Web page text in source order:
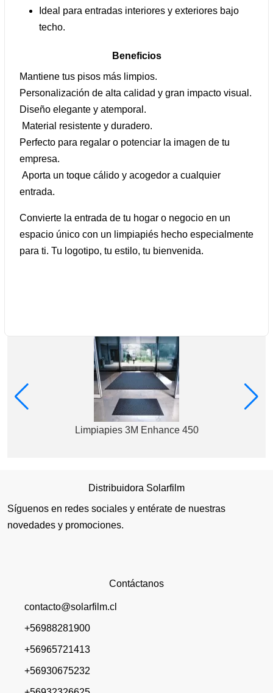
Ideal para entradas interiores y exteriores bajo
techo.
Beneficios
Mantiene tus pisos más limpios.
Personalización de alta calidad y gran impacto visual.
Diseño elegante y atemporal.
Material resistente y duradero.
Perfecto para regalar o potenciar la imagen de tu
empresa.
Aporta un toque cálido y acogedor a cualquier
entrada.
Convierte la entrada de tu hogar o negocio en un
espacio único con un limpiapiés hecho especialmente
para ti. Tu logotipo, tu estilo, tu bienvenida.
Limpiapies 3M Enhance 450
Distribuidora Solarfilm
Síguenos en redes sociales y entérate de nuestras
novedades y promociones.
Contáctanos
contacto@solarfilm.cl
+56988281900
+56965721413
+56930675232